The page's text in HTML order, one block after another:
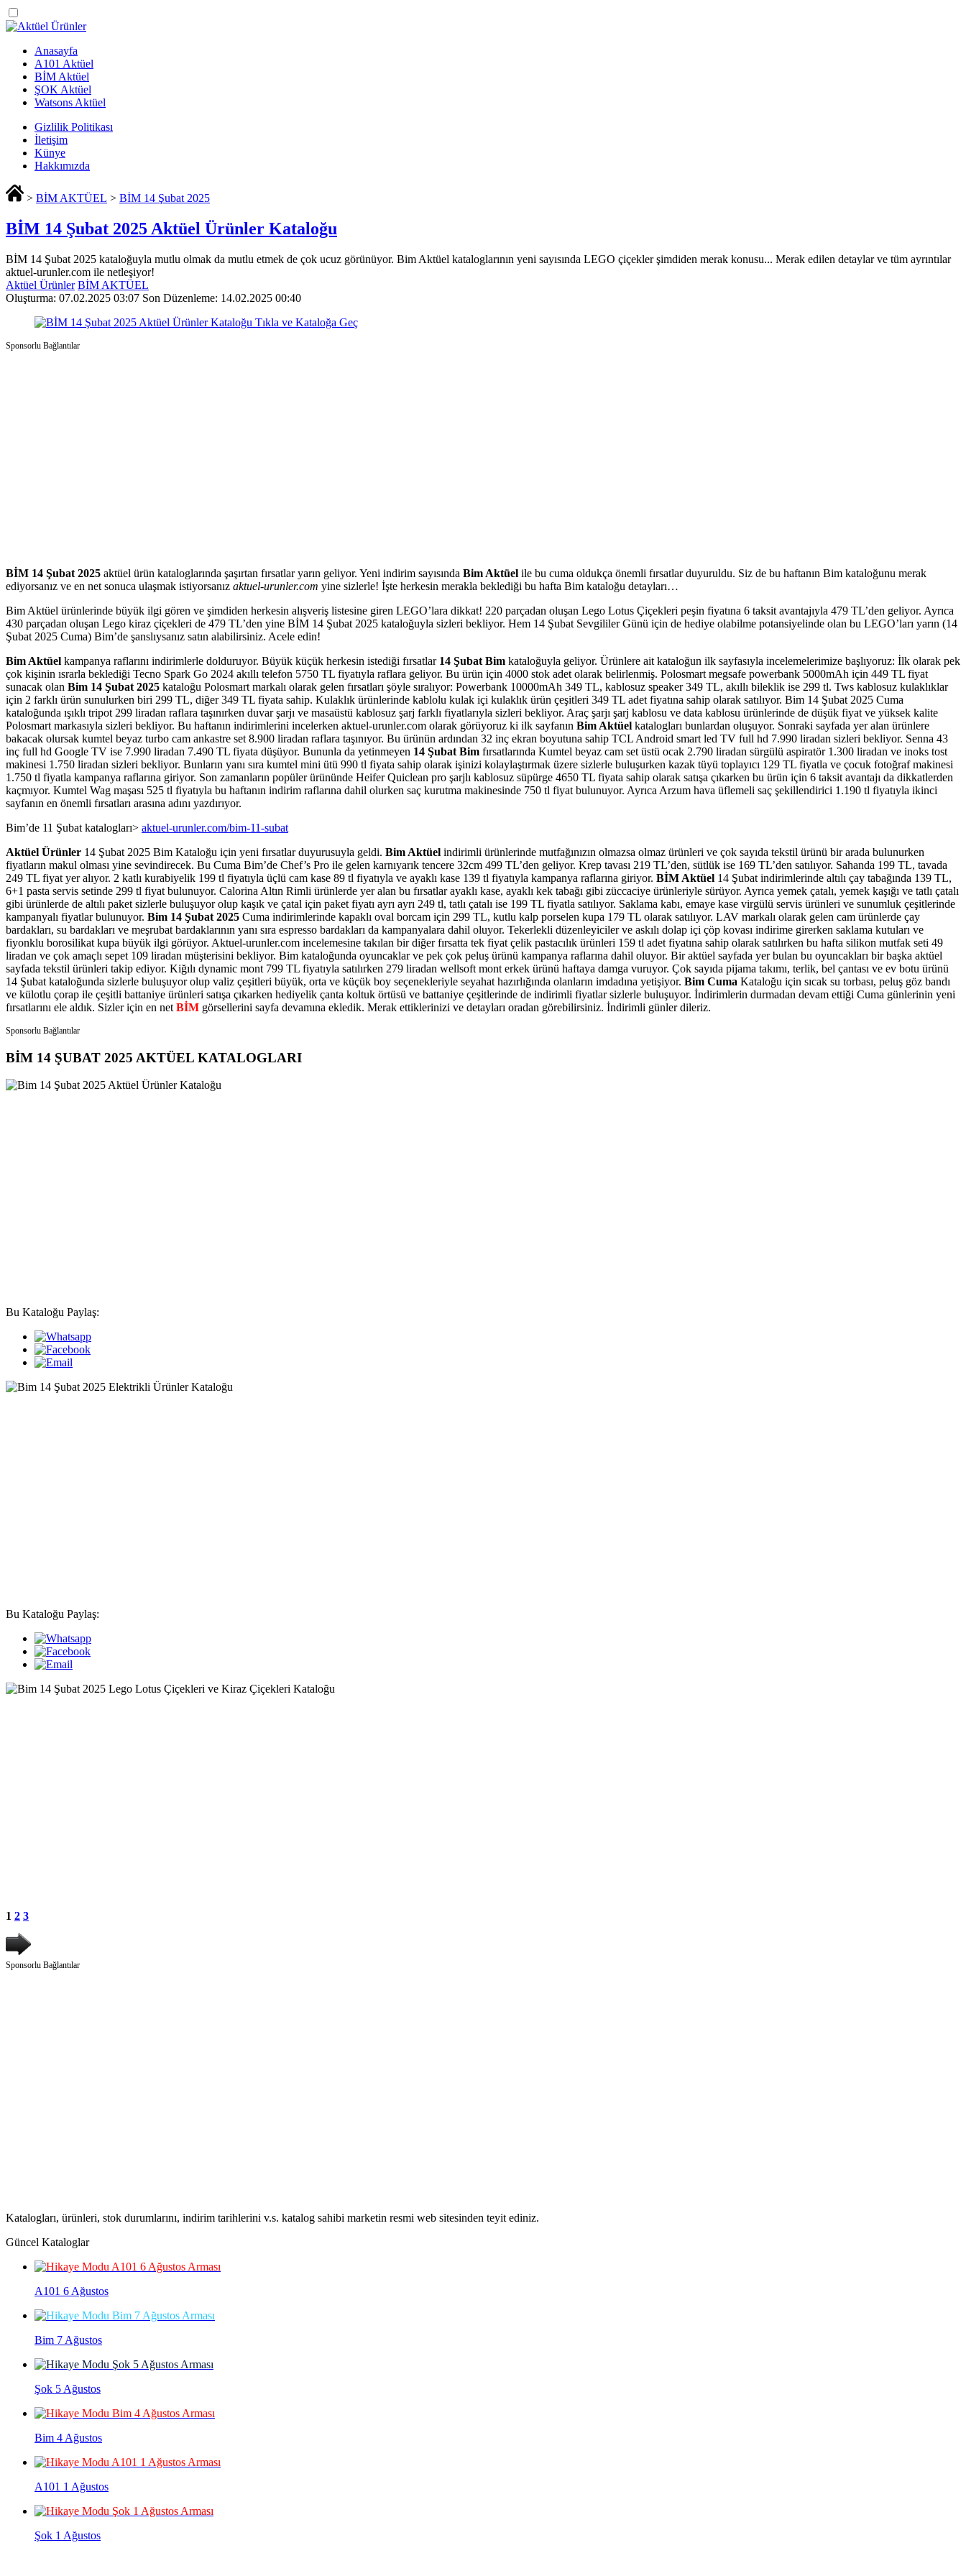
Anasayfa
A101 Aktüel
BİM Aktüel
ŞOK Aktüel
Watsons Aktüel
Gizlilik Politikası
İletişim
Künye
Hakkımızda
> BİM AKTÜEL > BİM 14 Şubat 2025
BİM 14 Şubat 2025 Aktüel Ürünler Kataloğu
BİM 14 Şubat 2025 kataloğuyla mutlu olmak da mutlu etmek de çok ucuz görünüyor. Bim Aktüel kataloglarının yeni sayısında LEGO çiçekler şimdiden merak konusu... Merak edilen detaylar ve tüm ayrıntılar
aktuel-urunler.com ile netleşiyor!
Aktüel Ürünler BİM AKTÜEL
Oluşturma: 07.02.2025 03:07 Son Düzenleme: 14.02.2025 00:40
Tıkla ve Kataloğa Geç
Sponsorlu Bağlantılar
BİM 14 Şubat 2025 aktüel ürün kataloglarında şaşırtan fırsatlar yarın geliyor. Yeni indirim sayısında Bim Aktüel ile bu cuma oldukça önemli fırsatlar duyuruldu. Siz de bu haftanın Bim kataloğunu merak
ediyorsanız ve en net sonuca ulaşmak istiyorsanız aktuel-urunler.com yine sizlerle! İşte herkesin merakla beklediği bu hafta Bim kataloğu detayları…
Bim Aktüel ürünlerinde büyük ilgi gören ve şimdiden herkesin alışveriş listesine giren LEGO’lara dikkat! 220 parçadan oluşan Lego Lotus Çiçekleri peşin fiyatına 6 taksit avantajıyla 479 TL’den geliyor. Ayrıca
430 parçadan oluşan Lego kiraz çiçekleri de 479 TL’den yine BİM 14 Şubat 2025 kataloğuyla sizleri bekliyor. Hem 14 Şubat Sevgililer Günü için de hediye olabilme potansiyelinde olan bu LEGO’ları yarın (14
Şubat 2025 Cuma) Bim’de şanslıysanız satın alabilirsiniz. Acele edin!
Bim Aktüel kampanya raflarını indirimlerle dolduruyor. Büyük küçük herkesin istediği fırsatlar 14 Şubat Bim kataloğuyla geliyor. Ürünlere ait kataloğun ilk sayfasıyla incelemelerimize başlıyoruz: İlk olarak pek
çok kişinin ısrarla beklediği Tecno Spark Go 2024 akıllı telefon 5750 TL fiyatıyla raflara geliyor. Bu ürün için 4000 stok adet olarak belirlenmiş. Polosmart megsafe powerbank 5000mAh için 449 TL fiyat
sunacak olan Bim 14 Şubat 2025 kataloğu Polosmart markalı olarak gelen fırsatları şöyle sıralıyor: Powerbank 10000mAh 349 TL, kablosuz speaker 349 TL, akıllı bileklik ise 299 tl. Tws kablosuz kulaklıklar
için 2 farklı ürün sunulurken biri 299 TL, diğer 349 TL fiyata sahip. Kulaklık ürünlerinde kablolu kulak içi kulaklık ürün çeşitleri 349 TL adet fiyatına sahip olarak satılıyor. Bim 14 Şubat 2025 Cuma
kataloğunda ışıklı tripot 299 liradan raflara taşınırken duvar şarjı ve masaüstü kablosuz şarj farklı fiyatlarıyla sizleri bekliyor. Araç şarjı şarj kablosu ve data kablosu ürünlerinde de düşük fiyat ve yüksek kalite
Polosmart markasıyla sizleri bekliyor. Bu haftanın indirimlerini incelerken aktuel-urunler.com olarak görüyoruz ki ilk sayfanın Bim Aktüel katalogları bunlardan oluşuyor. Sonraki sayfada yer alan ürünlere
bakacak olursak kumtel beyaz turbo cam ankastre set 8.900 liradan raflara taşınıyor. Bu ürünün ardından 32 inç ekran boyutuna sahip TCL Android smart led TV full hd 7.990 liradan sizleri bekliyor. Senna 43
inç full hd Google TV ise 7.990 liradan 7.490 TL fiyata düşüyor. Bununla da yetinmeyen 14 Şubat Bim fırsatlarında Kumtel beyaz cam set üstü ocak 2.790 liradan sürgülü aspiratör 1.300 liradan ve inoks tost
makinesi 1.750 liradan sizleri bekliyor. Bunların yanı sıra kumtel mini ütü 990 tl fiyata sahip olarak işinizi kolaylaştırmak üzere sizlerle buluşurken kazak tüyü toplayıcı 129 TL fiyatla ve çocuk fotoğraf makinesi
1.750 tl fiyatla kampanya raflarına giriyor. Son zamanların popüler ürününde Heifer Quiclean pro şarjlı kablosuz süpürge 4650 TL fiyata sahip olarak satışa çıkarken bu ürün için 6 taksit avantajı da dikkatlerden
kaçmıyor. Kumtel Wag maşası 525 tl fiyatıyla bu haftanın indirim raflarına dahil olurken saç kurutma makinesinde 750 tl fiyat bulunuyor. Ayrıca Arzum hava üflemeli saç şekillendirici 1.190 tl fiyatıyla ikinci
sayfanın en önemli fırsatları arasına adını yazdırıyor.
Bim’de 11 Şubat katalogları> aktuel-urunler.com/bim-11-subat
Aktüel Ürünler 14 Şubat 2025 Bim Kataloğu için yeni fırsatlar duyurusuyla geldi. Bim Aktüel indirimli ürünlerinde mutfağınızın olmazsa olmaz ürünleri ve çok sayıda tekstil ürünü bir arada bulunurken
fiyatların makul olması yine sevindirecek. Bu Cuma Bim’de Chef’s Pro ile gelen karnıyarık tencere 32cm 499 TL’den geliyor. Krep tavası 219 TL’den, sütlük ise 169 TL’den satılıyor. Sahanda 199 TL, tavada
249 TL fiyat yer alıyor. 2 katlı kurabiyelik 199 tl fiyatıyla üçlü cam kase 89 tl fiyatıyla ve ayaklı kase 139 tl fiyatıyla kampanya raflarına giriyor. BİM Aktüel 14 Şubat indirimlerinde altılı çay tabağında 139 TL,
6+1 pasta servis setinde 299 tl fiyat bulunuyor. Calorina Altın Rimli ürünlerde yer alan bu fırsatlar ayaklı kase, ayaklı kek tabağı gibi züccaciye ürünleriyle sürüyor. Ayrıca yemek çatalı, yemek kaşığı ve tatlı çatalı
gibi ürünlerde de altılı paket sizlerle buluşuyor olup kaşık ve çatal için paket fiyatı ayrı ayrı 249 tl, tatlı çatalı ise 199 TL fiyatla satılıyor. Saklama kabı, emaye kase virgülü servis ürünleri ve sunumluk çeşitlerinde
kampanyalı fiyatlar bulunuyor. Bim 14 Şubat 2025 Cuma indirimlerinde kapaklı oval borcam için 299 TL, kutlu kalp porselen kupa 179 TL olarak satılıyor. LAV markalı olarak gelen cam ürünlerde çay
bardakları, su bardakları ve meşrubat bardaklarının yanı sıra espresso bardakları da kampanyalara dahil oluyor. Tekerlekli düzenleyiciler ve askılı dolap içi çöp kovası indirime girerken saklama kutuları ve
fiyonklu borosilikat kupa büyük ilgi görüyor. Aktuel-urunler.com incelemesine takılan bir diğer fırsatta tek fiyat çelik pastacılık ürünleri 159 tl adet fiyatına sahip olarak satılırken bu hafta silikon mutfak seti 49
liradan ve çok amaçlı sepet 109 liradan müşterisini bekliyor. Bim kataloğunda oyuncaklar ve pek çok peluş ürünü kampanya raflarına dahil oluyor. Bir aktüel sayfada yer bulan bu oyuncakları bir başka aktüel
sayfada tekstil ürünleri takip ediyor. Kiğılı dynamic mont 799 TL fiyatıyla satılırken 279 liradan wellsoft mont erkek ürünü haftaya damga vuruyor. Çok sayıda pijama takımı, terlik, bel çantası ve ev botu ürünü
14 Şubat kataloğunda sizlerle buluşuyor olup valiz çeşitleri büyük, orta ve küçük boy seçenekleriyle seyahat hazırlığında olanların imdadına yetişiyor. Bim Cuma Kataloğu için sıcak su torbası, peluş göz bandı
ve külotlu çorap ile çeşitli battaniye ürünleri satışa çıkarken hediyelik çanta koltuk örtüsü ve battaniye çeşitlerinde de indirimli fiyatlar sizlerle buluşuyor. İndirimlerin durmadan devam ettiği Cuma günlerinin yeni
fırsatlarını ele aldık. Sizler için en net BİM görsellerini sayfa devamına ekledik. Merak ettiklerinizi ve detayları oradan görebilirsiniz. İndirimli günler dileriz.
Sponsorlu Bağlantılar
BİM 14 ŞUBAT 2025 AKTÜEL KATALOGLARI
Bu Kataloğu Paylaş:
Bu Kataloğu Paylaş:
1 2 3
Sponsorlu Bağlantılar
Katalogları, ürünleri, stok durumlarını, indirim tarihlerini v.s. katalog sahibi marketin resmi web sitesinden teyit ediniz.
Güncel Kataloglar
A101 6 Ağustos
Bim 7 Ağustos
Şok 5 Ağustos
Bim 4 Ağustos
A101 1 Ağustos
Şok 1 Ağustos